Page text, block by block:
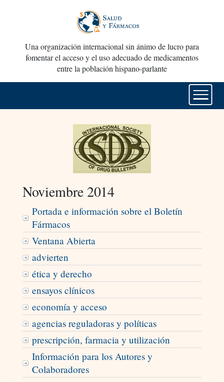
Una organización internacional sin ánimo de lucro para
fomentar el acceso y el uso adecuado de medicamentos
entre la población hispano-parlante
Noviembre 2014
Portada e información sobre el Boletín
Fármacos
Ventana Abierta
advierten
ética y derecho
ensayos clínicos
economía y acceso
agencias reguladoras y políticas
prescripción, farmacia y utilización
Información para los Autores y
Colaboradores